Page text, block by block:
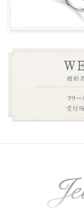
本年は大変お世
手ながら下記の